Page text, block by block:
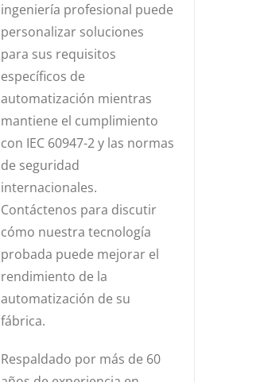
ingeniería profesional puede
personalizar soluciones
para sus requisitos
específicos de
automatización mientras
mantiene el cumplimiento
con IEC 60947-2 y las normas
de seguridad
internacionales.
Contáctenos para discutir
cómo nuestra tecnología
probada puede mejorar el
rendimiento de la
automatización de su
fábrica.
Respaldado por más de 60